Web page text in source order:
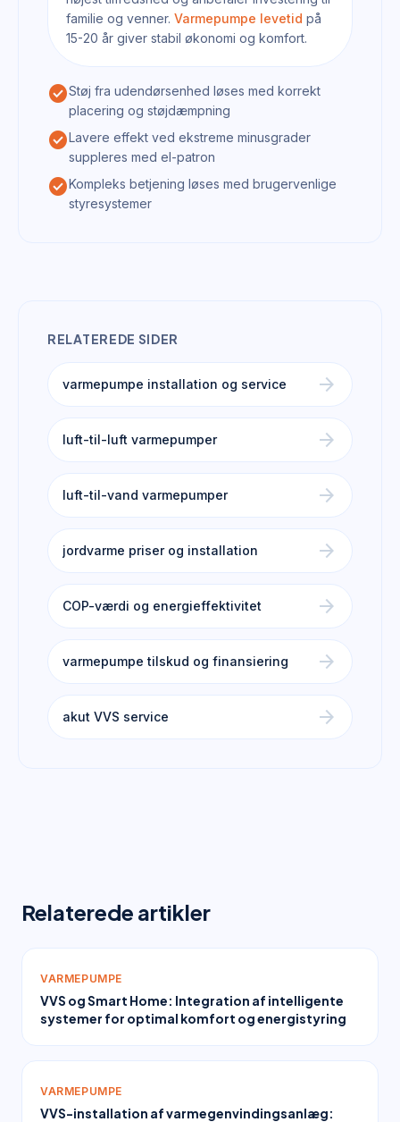
familie og venner. Varmepumpe levetid på
15-20 år giver stabil økonomi og komfort.
check_circleStøj fra udendørsenhed løses med korrekt
placering og støjdæmpning
check_circleLavere effekt ved ekstreme minusgrader
suppleres med el-patron
check_circleKompleks betjening løses med brugervenlige
styresystemer
RELATEREDE SIDER
varmepumpe installation og service arrow_forward
luft-til-luft varmepumper arrow_forward
luft-til-vand varmepumper arrow_forward
jordvarme priser og installation arrow_forward
COP-værdi og energieffektivitet arrow_forward
varmepumpe tilskud og finansiering arrow_forward
akut VVS service arrow_forward
Relaterede artikler
VARMEPUMPE
VVS og Smart Home: Integration af intelligente
systemer for optimal komfort og energistyring
VARMEPUMPE
VVS-installation af varmegenvindingsanlæg: